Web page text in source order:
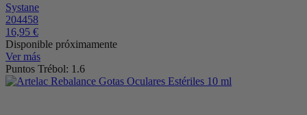
Systane
204458
16,95 €
Disponible próximamente
Ver más
Puntos Trébol: 1.6